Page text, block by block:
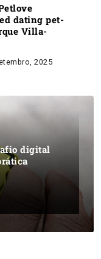
dating pet-
Villa-
2025
digital